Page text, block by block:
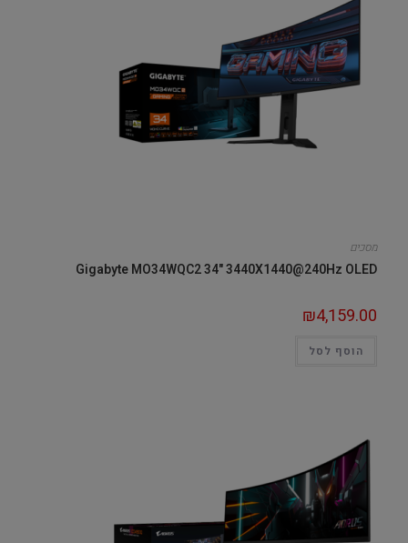
מסכים
Gigabyte MO34WQC2 34" 3440X1440@240Hz OLED
₪4,159.00
הוסף לסל